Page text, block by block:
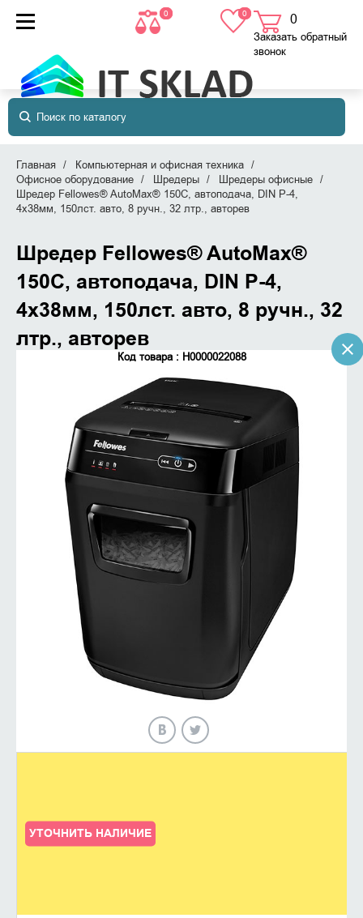
0 0 0
в корзине
Заказать обратный
звонок
Главная
Компьютерная и офисная техника
Офисное оборудование
Шредеры
Шредеры офисные
Шредер Fellowes® AutoMax® 150C, автоподача, DIN P-4,
4х38мм, 150лст. авто, 8 ручн., 32 лтр., авторев
Шредер Fellowes® AutoMax®
150C, автоподача, DIN P-4,
4х38мм, 150лст. авто, 8 ручн., 32
лтр., авторев
Код товара : Н0000022088
УТОЧНИТЬ НАЛИЧИЕ